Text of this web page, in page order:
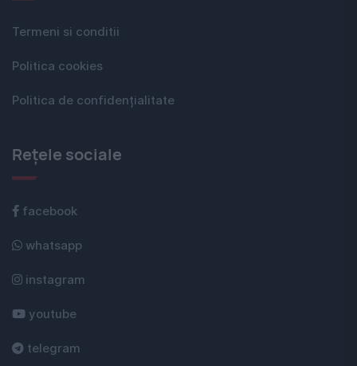
Termeni si conditii
Politica cookies
Politica de confidențialitate
Rețele sociale
facebook
whatsapp
instagram
youtube
telegram